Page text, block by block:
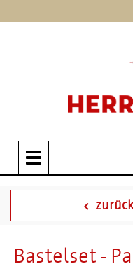
Bastelset -